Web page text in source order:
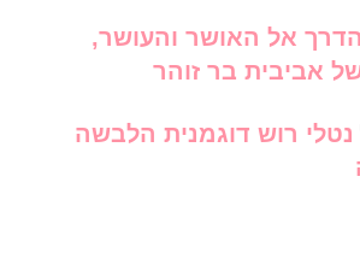
הדרך אל האושר והעושר,
אביבית בר זוהר
נטלי רוש דוגמנית הלבשה